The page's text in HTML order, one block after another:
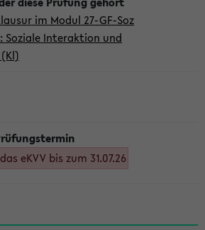
im Modul 27-GF-Soz
Soziale Interaktion und
eKVV bis zum 31.07.26